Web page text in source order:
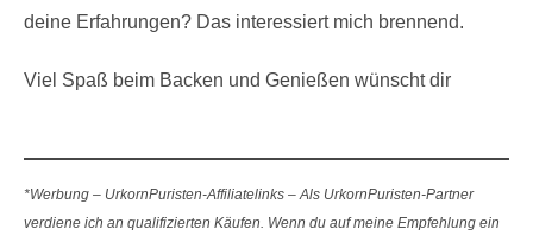
deine Erfahrungen? Das interessiert mich brennend.
Viel Spaß beim Backen und Genießen wünscht dir
*Werbung – UrkornPuristen-Affiliatelinks – Als UrkornPuristen-Partner
verdiene ich an qualifizierten Käufen. Wenn du auf meine Empfehlung ein